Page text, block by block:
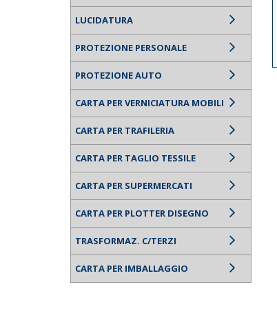
LUCIDATURA
PROTEZIONE PERSONALE
PROTEZIONE AUTO
CARTA PER VERNICIATURA MOBILI
CARTA PER TRAFILERIA
CARTA PER TAGLIO TESSILE
CARTA PER SUPERMERCATI
CARTA PER PLOTTER DISEGNO
TRASFORMAZ. C/TERZI
CARTA PER IMBALLAGGIO